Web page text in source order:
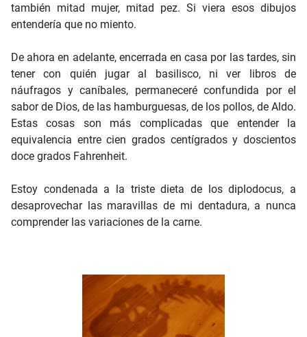
también mitad mujer, mitad pez. Si viera esos dibujos
entendería que no miento.
De ahora en adelante, encerrada en casa por las tardes, sin
tener con quién jugar al basilisco, ni ver libros de
náufragos y caníbales, permaneceré confundida por el
sabor de Dios, de las hamburguesas, de los pollos, de Aldo.
Estas cosas son más complicadas que entender la
equivalencia entre cien grados centígrados y doscientos
doce grados Fahrenheit.
Estoy condenada a la triste dieta de los diplodocus, a
desaprovechar las maravillas de mi dentadura, a nunca
comprender las variaciones de la carne.